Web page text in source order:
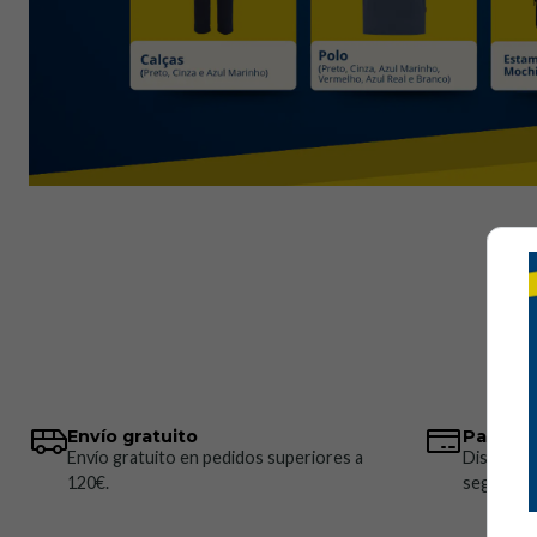
Envío gratuito
Envío gratuito en pedidos superiores a
120€.
Pagos
seguros.